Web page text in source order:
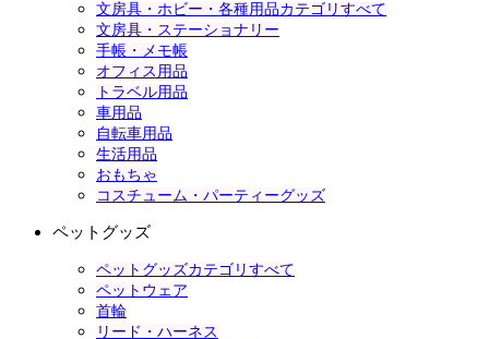
文房具・ホビー・各種用品カテゴリすべて
文房具・ステーショナリー
手帳・メモ帳
オフィス用品
トラベル用品
車用品
自転車用品
生活用品
おもちゃ
コスチューム・パーティーグッズ
ペットグッズ
ペットグッズカテゴリすべて
ペットウェア
首輪
リード・ハーネス